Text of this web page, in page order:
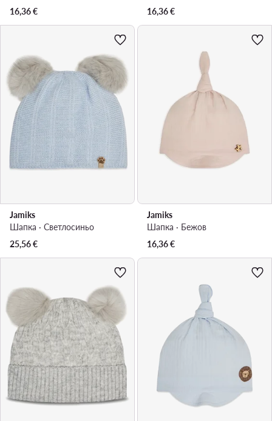
16,36€
16,36€
Jamiks
Шапка · Светлосиньо
25,56€
Jamiks
Шапка · Бежов
16,36€